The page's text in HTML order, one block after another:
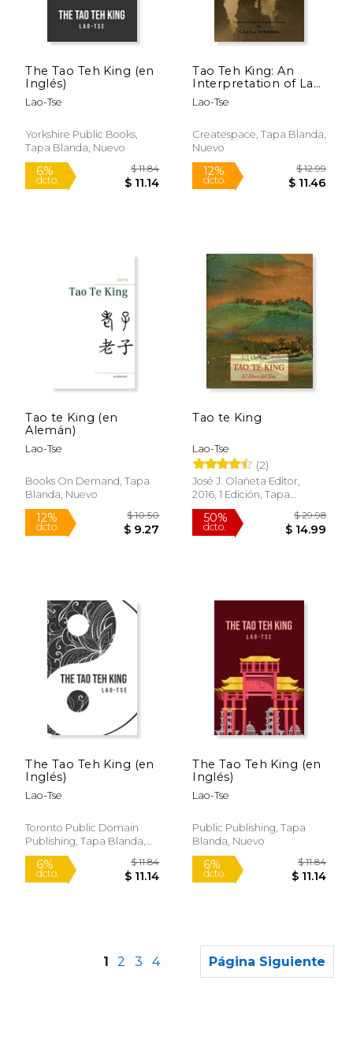
6%
dcto.
$ 18.56
The Tao Teh King (en
Inglés)
Lao-Tse
Yorkshire Public Books,
Tapa Blanda, Nuevo
Tao Teh King: An
Interpretation of Lao
Tse's Book of the
Way and of
Inglés)
Lao-Tse
Createspace, Tapa Blanda,
Nuevo
Tao te King (en
Alemán)
Lao-Tse
Books On Demand, Tapa
Blanda, Nuevo
Tao te King
Lao-Tse
(2)
José J. Olañeta Editor,
2016, 1 Edición, Tapa
Blanda, Nuevo
The Tao Teh King (en
Inglés)
Lao-Tse
Toronto Public Domain
Publishing, Tapa Blanda,
Nuevo
The Tao Teh King (en
Inglés)
Lao-Tse
Public Publishing, Tapa
Blanda, Nuevo
1 2 3 4 Página Siguiente